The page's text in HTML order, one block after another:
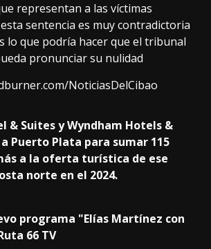
representan a las víctimas
sentencia es muy contradictoria
lo que podría hacer que el tribunal
pronunciar su nulidad
NoticiasDelCibao
& Suites y Wyndham Hotels &
Puerto Plata para sumar 115
a la oferta turística de ese
norte en el 2024.
programa "Elías Martínez con
66 TV